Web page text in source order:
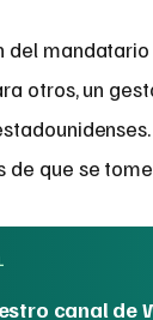
del
otros, un
de que se
canal de